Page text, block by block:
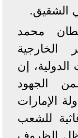
الشقيق.
محمد
الخارجية
إن
الجهود
الإمارات
للشعب